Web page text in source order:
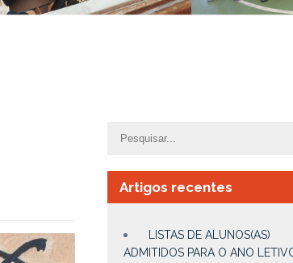
Artigos recentes
LISTAS DE ALUNOS(AS)
ADMITIDOS PARA O ANO